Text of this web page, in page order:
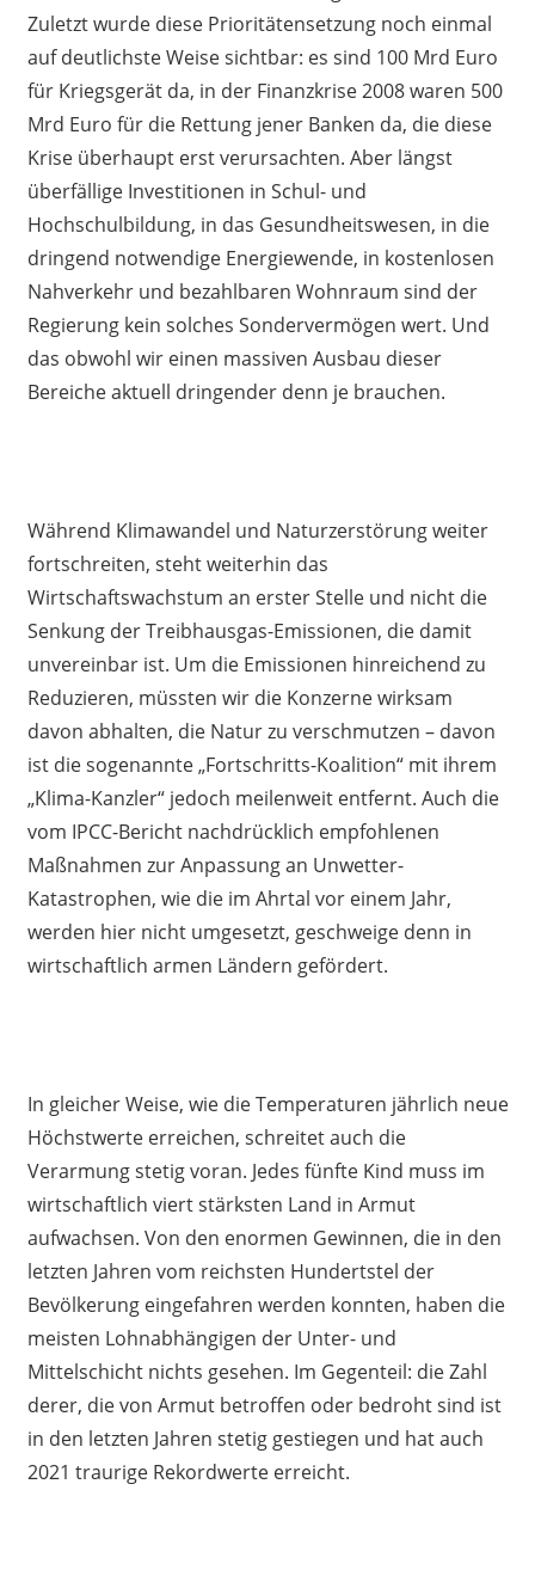
Zuletzt wurde diese Prioritätensetzung noch einmal
auf deutlichste Weise sichtbar: es sind 100 Mrd Euro
für Kriegsgerät da, in der Finanzkrise 2008 waren 500
Mrd Euro für die Rettung jener Banken da, die diese
Krise überhaupt erst verursachten. Aber längst
überfällige Investitionen in Schul- und
Hochschulbildung, in das Gesundheitswesen, in die
dringend notwendige Energiewende, in kostenlosen
Nahverkehr und bezahlbaren Wohnraum sind der
Regierung kein solches Sondervermögen wert. Und
das obwohl wir einen massiven Ausbau dieser
Bereiche aktuell dringender denn je brauchen.
Während Klimawandel und Naturzerstörung weiter
fortschreiten, steht weiterhin das
Wirtschaftswachstum an erster Stelle und nicht die
Senkung der Treibhausgas-Emissionen, die damit
unvereinbar ist. Um die Emissionen hinreichend zu
Reduzieren, müssten wir die Konzerne wirksam
davon abhalten, die Natur zu verschmutzen – davon
ist die sogenannte „Fortschritts-Koalition“ mit ihrem
„Klima-Kanzler“ jedoch meilenweit entfernt. Auch die
vom IPCC-Bericht nachdrücklich empfohlenen
Maßnahmen zur Anpassung an Unwetter-
Katastrophen, wie die im Ahrtal vor einem Jahr,
werden hier nicht umgesetzt, geschweige denn in
wirtschaftlich armen Ländern gefördert.
In gleicher Weise, wie die Temperaturen jährlich neue
Höchstwerte erreichen, schreitet auch die
Verarmung stetig voran. Jedes fünfte Kind muss im
wirtschaftlich viert stärksten Land in Armut
aufwachsen. Von den enormen Gewinnen, die in den
letzten Jahren vom reichsten Hundertstel der
Bevölkerung eingefahren werden konnten, haben die
meisten Lohnabhängigen der Unter- und
Mittelschicht nichts gesehen. Im Gegenteil: die Zahl
derer, die von Armut betroffen oder bedroht sind ist
in den letzten Jahren stetig gestiegen und hat auch
2021 traurige Rekordwerte erreicht.